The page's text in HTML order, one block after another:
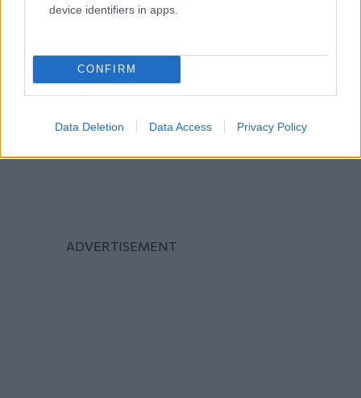
device identifiers in apps.
CONFIRM
Data Deletion Data Access Privacy Policy